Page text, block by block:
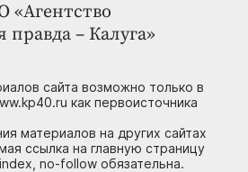
«Агентство
– Калуга»
сайта возможно только в
как первоисточника
материалов на других сайтах
ссылка на главную страницу
no-follow обязательна.